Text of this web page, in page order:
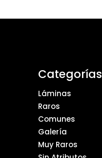
Categorías
Láminas
Raros
Comunes
Galería
Muy Raros